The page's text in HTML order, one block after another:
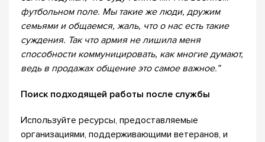
футбольном поле. Мы такие же люди, дружим
семьями и общаемся, жаль, что о нас есть такие
суждения. Так что армия не лишила меня
способности коммуницировать, как многие думают,
ведь в продажах общение это самое важное.”
Поиск подходящей работы после службы
Используйте ресурсы, предоставляемые
организациями, поддерживающими ветеранов, и